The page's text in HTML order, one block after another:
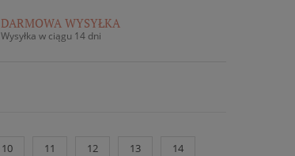
DARMOWA WYSYŁKA
Wysyłka w ciągu 14 dni
10 11 12 13 14